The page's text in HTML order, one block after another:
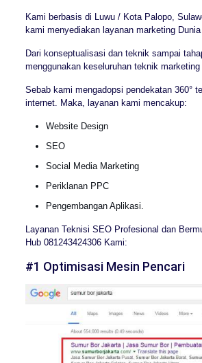
Kami berbasis di Luwu / Kota Palopo,
kami menyediakan layanan marketing
Dari konseptualisasi dan teknik sampai
menggunakan keseluruhan teknik marketing
Sebab kami mengadopsi pendekatan 360°
internet. Maka, layanan kami mencakup:
Website Design
SEO
Social Media Marketing
Periklanan PPC
Pengembangan Aplikasi.
Layanan Teknisi SEO Profesional dan
Hub 081243424306 Kami:
#1 Optimisasi Mesin Pencari